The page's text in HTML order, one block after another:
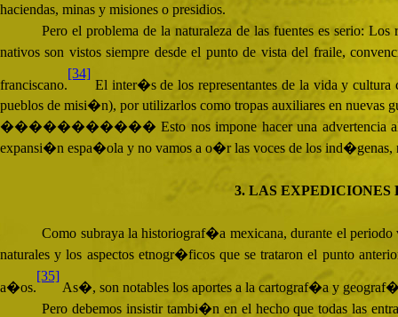
haciendas, minas y misiones o presidios.
Pero el problema de la naturaleza de las fuentes es serio:
nativos son vistos siempre desde el punto de vista del fraile,
franciscano.
[34]
El inter�s de los representantes de la vida y cultura
pueblos de misi�n), por utilizarlos como tropas auxiliares en nuevas
����������� Esto nos impone hacer una advertencia al
expansi�n espa�ola y no vamos a o�r las voces de los ind�genas,
3. LAS
Como subraya la historiograf�a mexicana, durante el periodo
naturales y los aspectos etnogr�ficos que se trataron el punto
a�os.
[35]
As�, son notables los aportes a la cartograf�a y
Pero debemos insistir tambi�n en el hecho que todas las